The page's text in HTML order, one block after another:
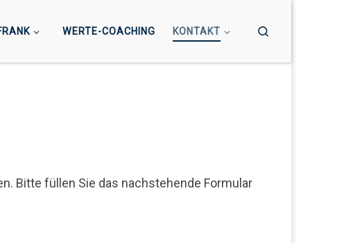
WERTE-COACHING KONTAKT
Bitte füllen Sie das nachstehende Formular